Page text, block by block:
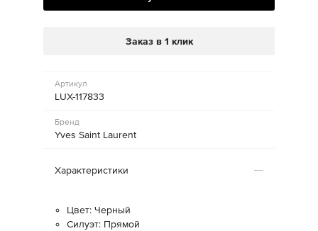
Заказ в 1 клик
Артикул
LUX-117833
Бренд
Yves Saint Laurent
Характеристики
Цвет: Черный
Силуэт: Прямой